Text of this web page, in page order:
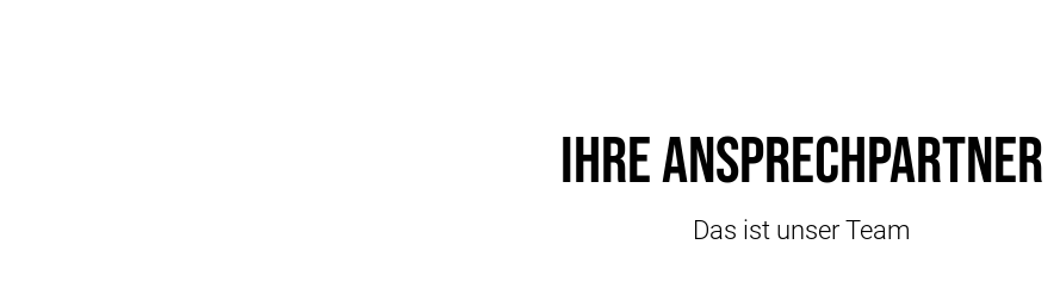
Ihre Ansprechpartner
Das ist unser Team